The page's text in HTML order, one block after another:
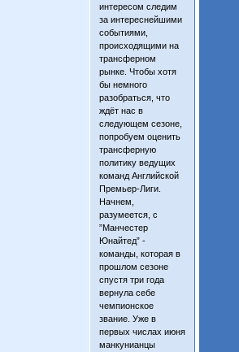
интересом следим
за интереснейшими
событиями,
происходящими на
трансферном
рынке. Чтобы хотя
бы немного
разобраться, что
ждёт нас в
следующем сезоне,
попробуем оценить
трансферную
политику ведущих
команд Английской
Премьер-Лиги.
Начнем,
разумеется, с
”Манчестер
Юнайтед” -
команды, которая в
прошлом сезоне
спустя три года
вернула себе
чемпионское
звание. Уже в
первых числах июня
манкунианцы